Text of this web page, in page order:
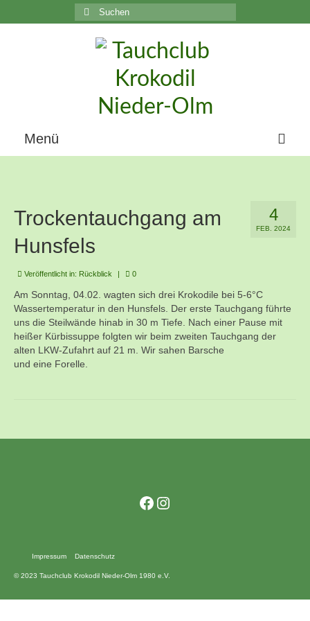
Suchen
nach:
Menü
Die Geschichte unseres Vereins
Vereinsunterlagen
Kontakt
Training
4
FEB. 2024
Trockentauchgang am
Hunsfels
Veröffentlicht in: Rückblick | 0
Am Sonntag, 04.02. wagten sich drei Krokodile bei 5-6°C
Wassertemperatur in den Hunsfels. Der erste Tauchgang führte
uns die Steilwände hinab in 30 m Tiefe. Nach einer Pause mit
heißer Kürbissuppe folgten wir beim zweiten Tauchgang der
alten LKW-Zufahrt auf 21 m. Wir sahen Barsche
und eine Forelle.
Facebook
Instagram
Impressum Datenschutz
© 2023 Tauchclub Krokodil Nieder-Olm 1980 e.V.